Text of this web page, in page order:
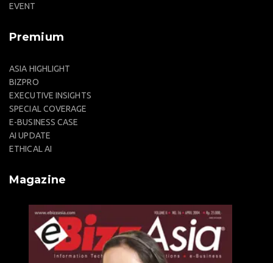
EVENT
Premium
ASIA HIGHLIGHT
BIZPRO
EXECUTIVE INSIGHTS
SPECIAL COVERAGE
E-BUSINESS CASE
AI UPDATE
ETHICAL AI
Magazine